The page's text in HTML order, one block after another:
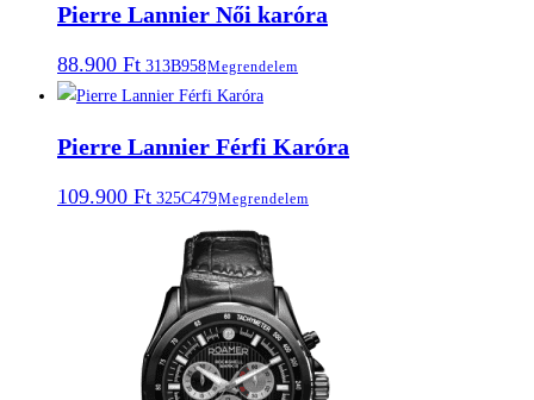
Pierre Lannier Női karóra
88.900 Ft 313B958Megrendelem
Pierre Lannier Férfi Karóra
109.900 Ft 325C479Megrendelem